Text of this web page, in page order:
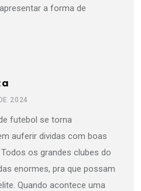
a forma de
2024
futebol se torna
auferir dividas com boas
os grandes clubes do
enormes, pra que possam
Quando acontece uma